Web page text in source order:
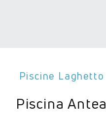
Piscine Laghetto
Piscina Antea